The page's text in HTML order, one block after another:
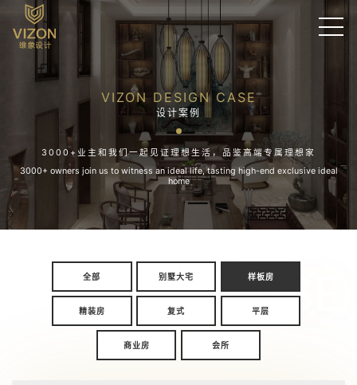
VIZON DESIGN CASE
设计案例
3000+业主和我们一起见证理想生活，品鉴高端专属理想家
3000+ owners join us to witness an ideal life, tasting high-end exclusive ideal
home
CASE
全部 别墅大宅 样板房
精装房 复式 平层
商业房 会所